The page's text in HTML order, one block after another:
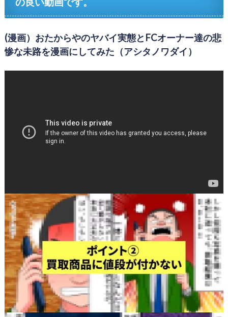
(漫画）おたからやのヤバイ実態とFCオーナー達の悲
惨な未路を漫画にしてみた（アシタノワダイ）